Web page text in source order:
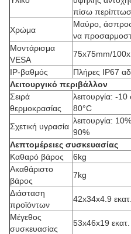
πίσω
Χρώμα
Μαύρο,
να
Μοντάρισμα
VESA
75x75mm/
IP-βαθμός
Πλήρες IP67
Λειτουργικό περιβάλλον
Σειρά
θερμοκρασίας
λειτουργία: -
80°C
Σχετική υγρασία
λειτουργία:
90%
Λεπτομέρειες συσκευασίας
Καθαρό βάρος
6kg
Ακαθάριστο
βάρος
7kg
Διάσταση
προϊόντων
42x34x4.9 εκατ.
Μέγεθος
συσκευασίας
53x46x19 εκατ.